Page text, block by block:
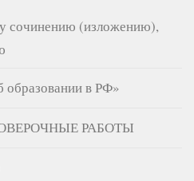
сочинению (изложению),
образовании в РФ»
РАБОТЫ